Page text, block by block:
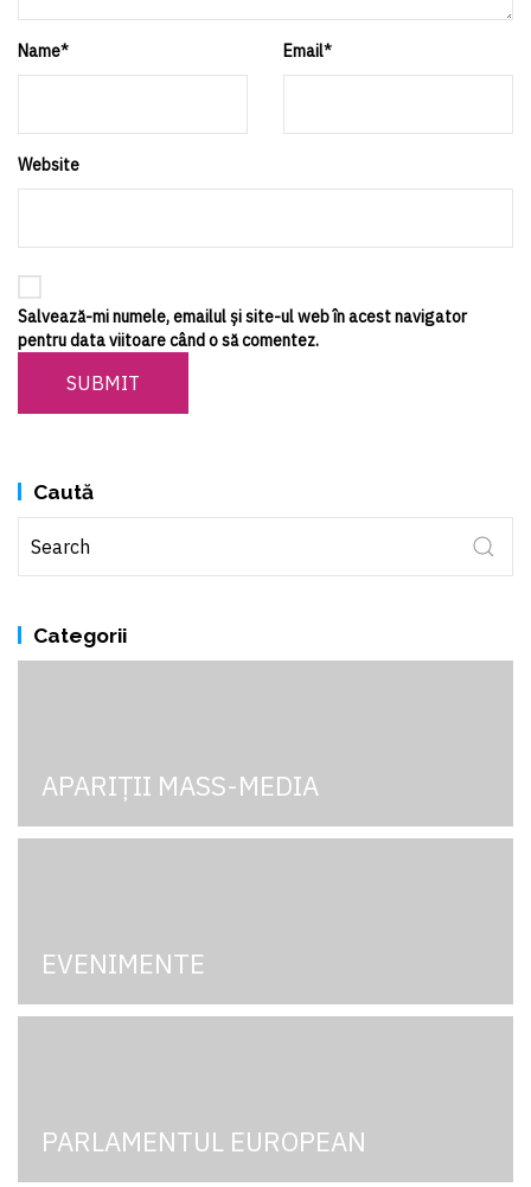
Name* Email*
Website
Salvează-mi numele, emailul și site-ul web în acest navigator
pentru data viitoare când o să comentez.
SUBMIT
Caută
Categorii
APARIȚII MASS-MEDIA
EVENIMENTE
PARLAMENTUL EUROPEAN